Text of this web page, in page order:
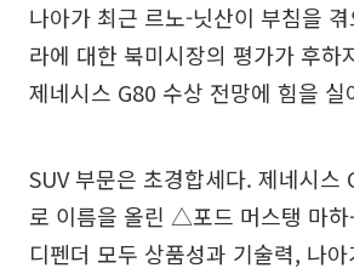
나아가 최근 르노-닛산이 부침을
라에 대한 북미시장의 평가가 후하
제네시스 G80 수상 전망에 힘을 실
SUV 부문은 초경합세다. 제네시스
로 이름을 올린 △포드 머스탱 마
디펜더 모두 상품성과 기술력, 나